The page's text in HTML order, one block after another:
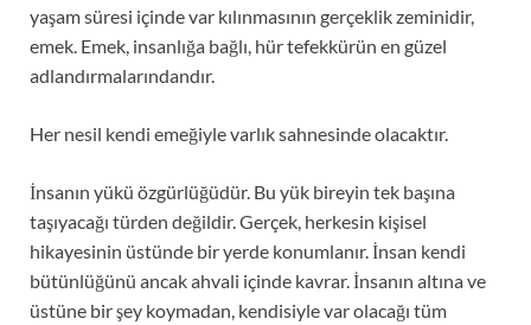
yaşam süresi içinde var kılınmasının gerçeklik zeminidir,
emek. Emek, insanlığa bağlı, hür tefekkürün en güzel
adlandırmalarındandır.
Her nesil kendi emeğiyle varlık sahnesinde olacaktır.
İnsanın yükü özgürlüğüdür. Bu yük bireyin tek başına
taşıyacağı türden değildir. Gerçek, herkesin kişisel
hikayesinin üstünde bir yerde konumlanır. İnsan kendi
bütünlüğünü ancak ahvali içinde kavrar. İnsanın altına ve
üstüne bir şey koymadan, kendisiyle var olacağı tüm